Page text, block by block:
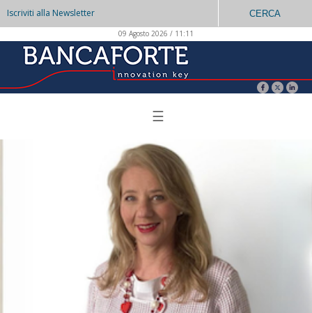
Iscriviti alla Newsletter CERCA
09 Agosto 2026 / 11:11
☰